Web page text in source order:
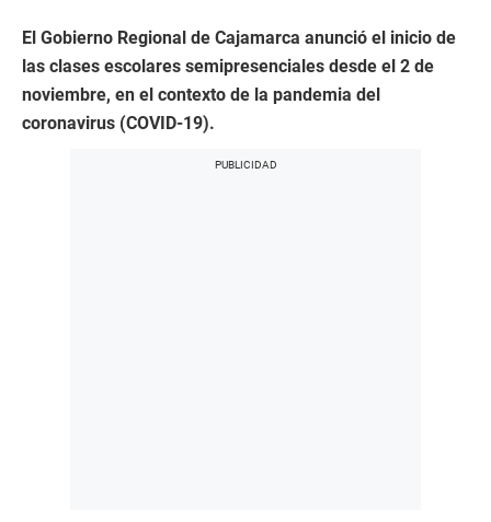
El Gobierno Regional de Cajamarca anunció el inicio de
las clases escolares semipresenciales desde el 2 de
noviembre, en el contexto de la pandemia del
coronavirus (COVID-19).